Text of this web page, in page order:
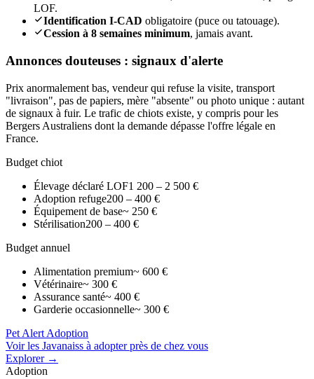
LOF.
Identification I-CAD obligatoire (puce ou tatouage).
Cession à 8 semaines minimum, jamais avant.
Annonces douteuses : signaux d'alerte
Prix anormalement bas, vendeur qui refuse la visite, transport
"livraison", pas de papiers, mère "absente" ou photo unique : autant
de signaux à fuir. Le trafic de chiots existe, y compris pour les
Bergers Australiens dont la demande dépasse l'offre légale en
France.
Budget chiot
Élevage déclaré LOF1 200 – 2 500 €
Adoption refuge200 – 400 €
Équipement de base~ 250 €
Stérilisation200 – 400 €
Budget annuel
Alimentation premium~ 600 €
Vétérinaire~ 300 €
Assurance santé~ 400 €
Garderie occasionnelle~ 300 €
Pet Alert Adoption
Voir les Javanaiss à adopter près de chez vous
Explorer →
Adoption